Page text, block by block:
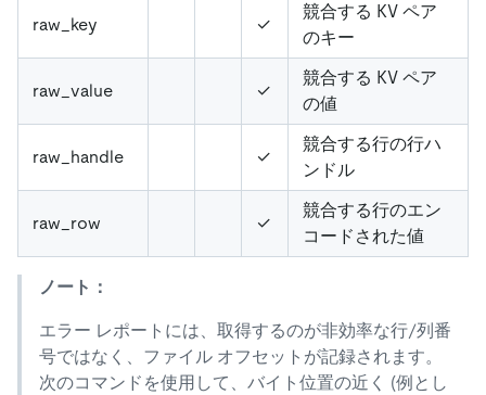
raw_key ✓
競合する KV ペア
のキー
raw_value ✓
競合する KV ペア
の値
raw_handle ✓
競合する行の行ハ
ンドル
raw_row ✓
競合する行のエン
コードされた値
ノート：
エラー レポートには、取得するのが非効率な行/列番
号ではなく、ファイル オフセットが記録されます。
次のコマンドを使用して、バイト位置の近く (例とし